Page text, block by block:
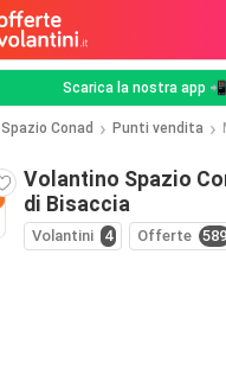
Scarica la nostra app 📲
Spazio Conad Punti vendita
Volantino Spazio
di Bisaccia
Volantini 4 Offerte 589